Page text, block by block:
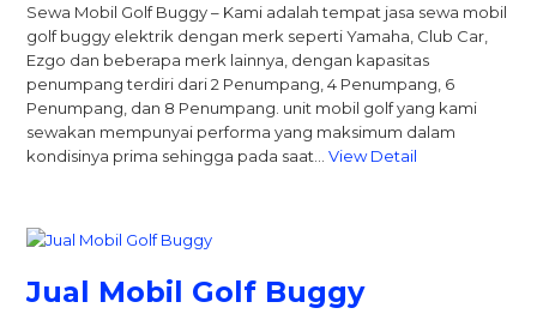
Sewa Mobil Golf Buggy – Kami adalah tempat jasa sewa mobil
golf buggy elektrik dengan merk seperti Yamaha, Club Car,
Ezgo dan beberapa merk lainnya, dengan kapasitas
penumpang terdiri dari 2 Penumpang, 4 Penumpang, 6
Penumpang, dan 8 Penumpang. unit mobil golf yang kami
sewakan mempunyai performa yang maksimum dalam
kondisinya prima sehingga pada saat…View Detail
Jual Mobil Golf Buggy